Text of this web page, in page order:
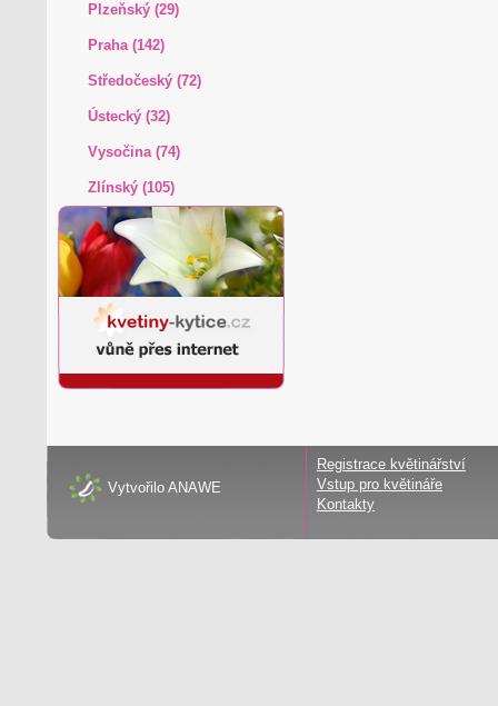
Plzeňský (29)
Praha (142)
Středočeský (72)
Ústecký (32)
Vysočina (74)
Zlínský (105)
Vytvořilo ANAWE
Registrace květinářství
Vstup pro květináře
Kontakty